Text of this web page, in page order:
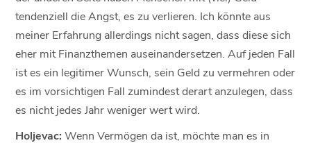
tendenziell die Angst, es zu verlieren. Ich könnte aus
meiner Erfahrung allerdings nicht sagen, dass diese sich
eher mit Finanzthemen auseinandersetzen. Auf jeden Fall
ist es ein legitimer Wunsch, sein Geld zu vermehren oder
es im vorsichtigen Fall zumindest derart anzulegen, dass
es nicht jedes Jahr weniger wert wird.
Holjevac: Wenn Vermögen da ist, möchte man es in